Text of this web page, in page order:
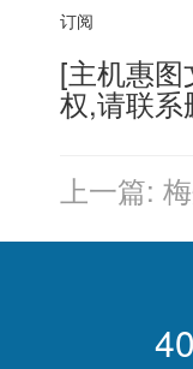
订阅
[主机惠
权,请联系
上一篇: